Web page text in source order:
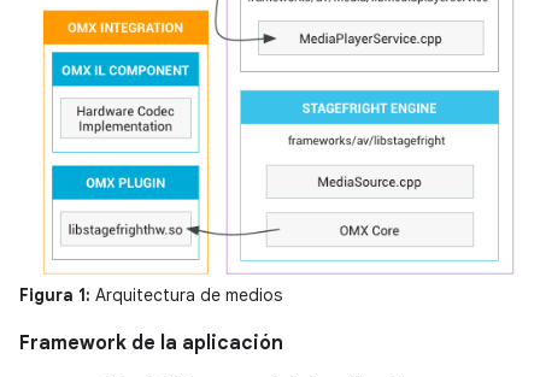
Figura 1: Arquitectura de medios
Framework de la aplicación